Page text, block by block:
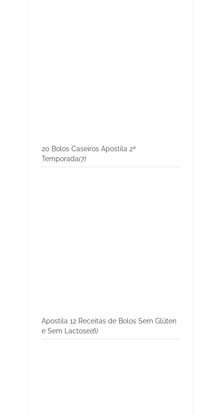
20 Bolos Caseiros Apostila 2ª
Temporada(7)
Apostila 12 Receitas de Bolos Sem Glúten
e Sem Lactose(6)